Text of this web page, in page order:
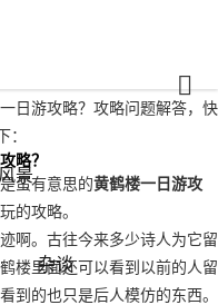
景
杂谈
-www.尊龙凯时888
日游攻略？攻略问题解答，快
略？
蛮有意思的黄鹤楼一日游攻
的攻略。
啊。古往今来多少诗人为它留
楼里面还可以看到以前的人留
到的也只是后人模仿的东西。